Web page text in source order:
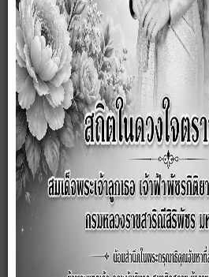
สรุปผลการจัดซื้อจัดจ้างในรอบเดือน
มกราคม พ.ศ. 2565
สรุปผลการจัดซื้อจัดจ้างในรอบเดือน
ธันวาคม พ.ศ. 2564
สรุปผลการจัดซื้อจัดจ้างในรอบเดือน
พฤศจิกายน พ.ศ. 2564
สรุปผลการจัดซื้อจัดจ้างในรอบเดือน ตุลาคม
พ.ศ. 2564
สรุปผลการจัดซื้อจัดจ้างในรอบเดือน
กันยายน พ.ศ. 2564